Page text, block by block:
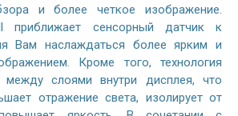
и более четкое изображение.
приближает сенсорный датчик к
Вам наслаждаться более ярким и
Кроме того, технология
между слоями внутри дисплея, что
отражение света, изолирует от